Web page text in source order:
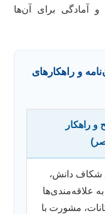
آمادگی برای آن‌ها
و راهکارهای
و راهکار
شکاف دانش،
علاقه‌مندی‌ها
مشورت با